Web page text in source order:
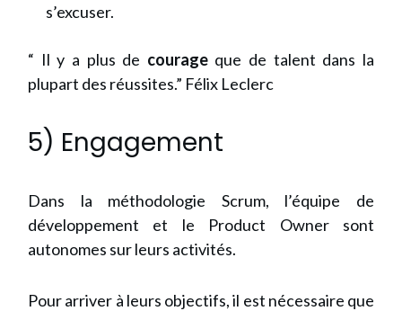
s’excuser.
“ Il y a plus de courageque de talent dans la
plupart des réussites.” Félix Leclerc
5) Engagement
Dans la méthodologie Scrum, l’équipe de
développement et le Product Owner sont
autonomes sur leurs activités.
Pour arriver à leurs objectifs, il est nécessaire que